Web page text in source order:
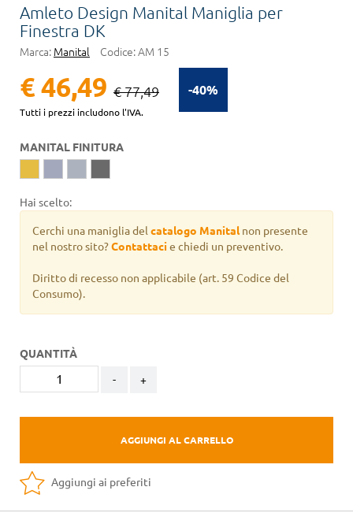
Amleto Design Manital Maniglia per
Finestra DK
Marca: Manital Codice:AM 15
-40%
€ 46,49 € 77,49
Tutti i prezzi includono l'IVA.
MANITAL FINITURA
Hai scelto:
Cerchi una maniglia del catalogo Manitalnon presente
nel nostro sito?Contattacie chiedi un preventivo.
Diritto di recesso non applicabile (art. 59 Codice del
Consumo).
QUANTITÀ
- +
AGGIUNGI AL CARRELLO
Aggiungi ai preferiti